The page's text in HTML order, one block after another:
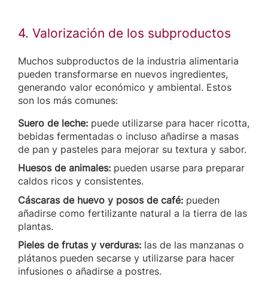
4. Valorización de los subproductos
Muchos subproductos de la industria alimentaria
pueden transformarse en nuevos ingredientes,
generando valor económico y ambiental. Estos
son los más comunes:
Suero de leche: puede utilizarse para hacer ricotta,
bebidas fermentadas o incluso añadirse a masas
de pan y pasteles para mejorar su textura y sabor.
Huesos de animales: pueden usarse para preparar
caldos ricos y consistentes.
Cáscaras de huevo y posos de café: pueden
añadirse como fertilizante natural a la tierra de las
plantas.
Pieles de frutas y verduras: las de las manzanas o
plátanos pueden secarse y utilizarse para hacer
infusiones o añadirse a postres.